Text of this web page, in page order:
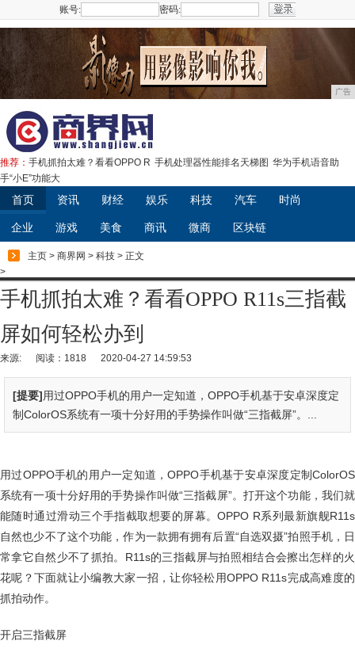
账号: 密码:
广告
推荐： 手机抓拍太难？看看OPPO R 手机处理器性能排名天梯图 华为手机语音助
手“小E”功能大
首页 资讯 财经 娱乐 科技 汽车 时尚
企业 游戏 美食 商讯 微商 区块链
主页 > 商界网 > 科技 > 正文
>
手机抓拍太难？看看OPPO R11s三指截
屏如何轻松办到
来源: 阅读：1818 2020-04-27 14:59:53
[提要]用过OPPO手机的用户一定知道，OPPO手机基于安卓深度定
制ColorOS系统有一项十分好用的手势操作叫做“三指截屏”。...
用过OPPO手机的用户一定知道，OPPO手机基于安卓深度定制ColorOS
系统有一项十分好用的手势操作叫做“三指截屏”。打开这个功能，我们就
能随时通过滑动三个手指截取想要的屏幕。OPPO R系列最新旗舰R11s
自然也少不了这个功能，作为一款拥有拥有后置“自选双摄”拍照手机，日
常拿它自然少不了抓拍。R11s的三指截屏与拍照相结合会擦出怎样的火
花呢？下面就让小编教大家一招，让你轻松用OPPO R11s完成高难度的
抓拍动作。
开启三指截屏